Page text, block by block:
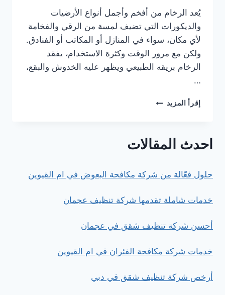
يُعد الرخام من أفخم وأجمل أنواع الأرضيات
والديكورات التي تضيف لمسة من الرقي والفخامة
لأي مكان، سواء في المنازل أو المكاتب أو الفنادق.
ولكن مع مرور الوقت وكثرة الاستخدام، يفقد
الرخام بريقه الطبيعي ويظهر عليه الخدوش والبقع،
…
إقرأ المزيد أفضل
الرخام
احدث المقالات
حلول فعّالة من شركة مكافحة البعوض في ام القيوين
خدمات شاملة تقدمها شركة تنظيف عجمان
أحسن شركة تنظيف شقق في عجمان
خدمات شركة مكافحة الفئران في ام القيوين
أرخص شركة تنظيف شقق في دبي